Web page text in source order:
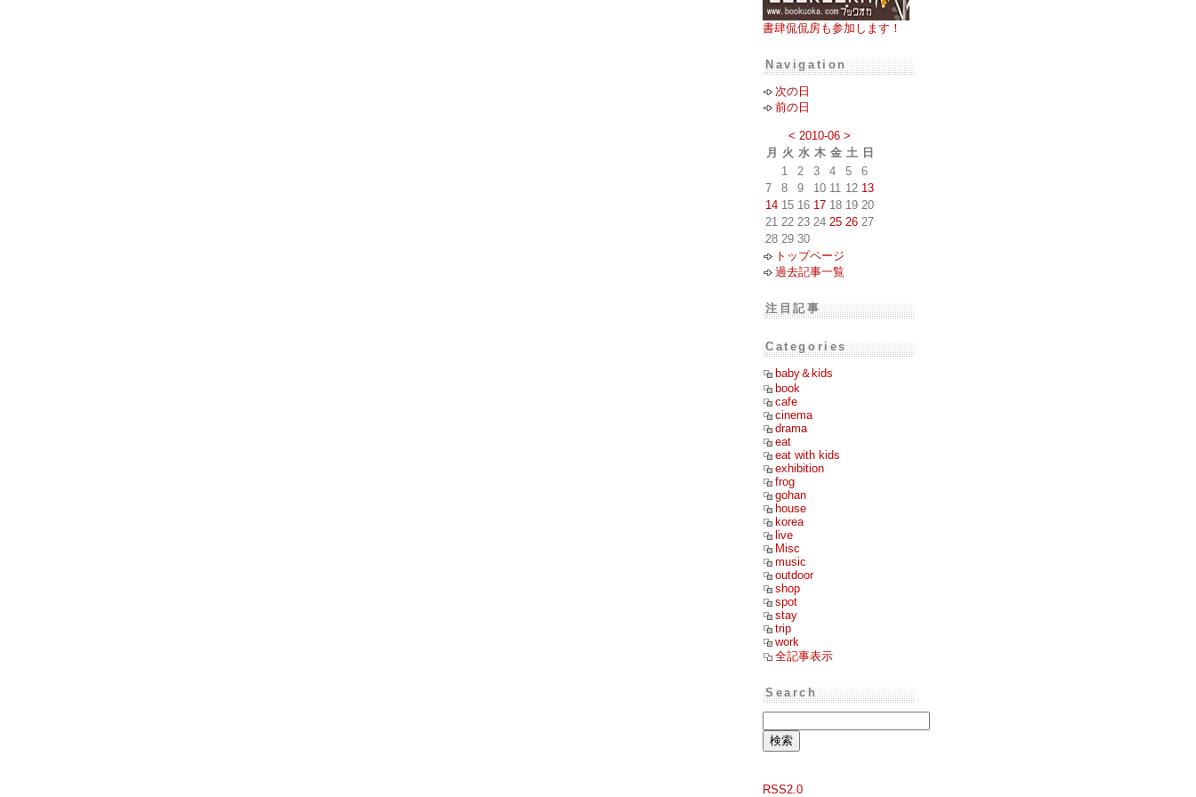
書肆侃侃房も参加します！
Navigation
次の日
前の日
< 2010-06 >
月
火 水 木 金 土 日
1
2 3 4 5
6
7
8 9 10 11 12 13
14 15 16 17 18 19 20
21 22 23 24 25 26 27
28 29 30
トップページ
過去記事一覧
注目記事
Categories
baby＆kids
book
cafe
cinema
drama
eat
eat with kids
exhibition
frog
gohan
house
korea
live
Misc
music
outdoor
shop
spot
stay
trip
work
全記事表示
Search
RSS2.0